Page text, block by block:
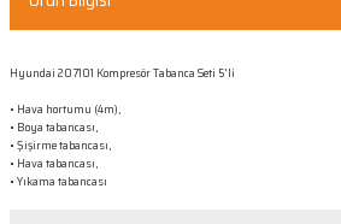
Hyundai 207101 Kompresör Tabanca Seti 5'li
• Hava hortumu (4m),
• Boya tabancası,
• Şişirme tabancası,
• Hava tabancası,
• Yıkama tabancası